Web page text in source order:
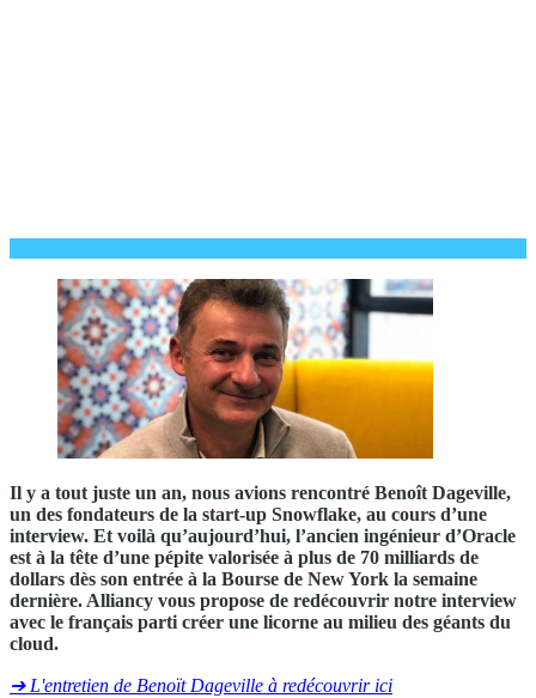
Il y a tout juste un an, nous avions rencontré Benoît Dageville,
un des fondateurs de la start-up Snowflake, au cours d’une
interview. Et voilà qu’aujourd’hui, l’ancien ingénieur d’Oracle
est à la tête d’une pépite valorisée à plus de 70 milliards de
dollars dès son entrée à la Bourse de New York la semaine
dernière. Alliancy vous propose de redécouvrir notre interview
avec le français parti créer une licorne au milieu des géants du
cloud.
➔ L'entretien de Benoït Dageville à redécouvrir ici